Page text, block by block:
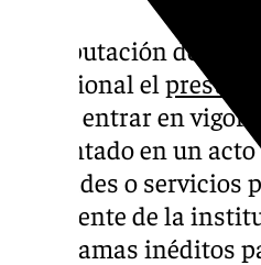
La Diputación de
provisional el
pueda entrar en
presentado en un
entidades o
presidente de la
«programas inéditos